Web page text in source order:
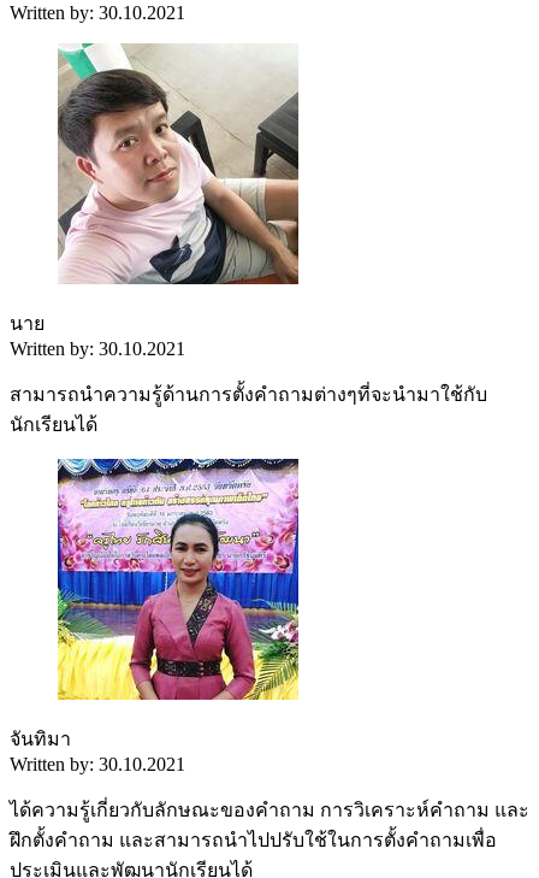
Written by: 30.10.2021
นาย
Written by: 30.10.2021
สามารถนำความรู้ด้านการตั้งคำถามต่างๆที่จะนำมาใช้กับ
นักเรียนได้
จันทิมา
Written by: 30.10.2021
ได้ความรู้เกี่ยวกับลักษณะของคำถาม การวิเคราะห์คำถาม และ
ฝึกตั้งคำถาม และสามารถนำไปปรับใช้ในการตั้งคำถามเพื่อ
ประเมินและพัฒนานักเรียนได้